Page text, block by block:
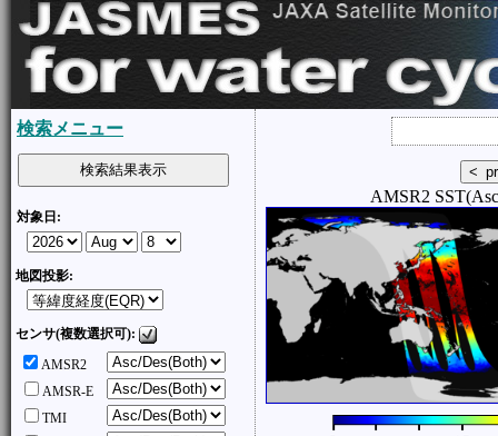
検索メニュー
対象日:
地図投影:
センサ(複数選択可):
AMSR2
AMSR-E
TMI
AMSR2